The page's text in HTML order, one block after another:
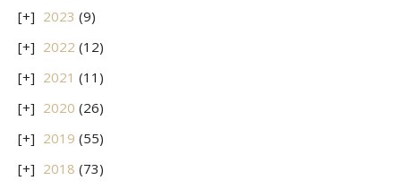
2023 (9)
2022 (12)
2021 (11)
2020 (26)
2019 (55)
2018 (73)